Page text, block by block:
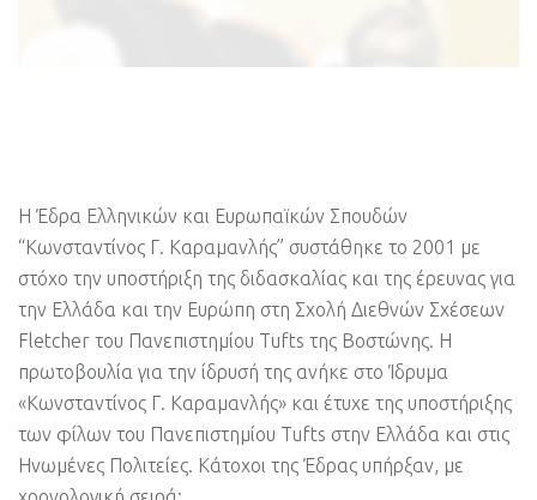
H Έδρα Ελληνικών και Ευρωπαϊκών Σπουδών
“Κωνσταντίνος Γ. Καραμανλής” συστάθηκε το 2001 με
στόχο την υποστήριξη της διδασκαλίας και της έρευνας για
την Ελλάδα και την Ευρώπη στη Σχολή Διεθνών Σχέσεων
Fletcher του Πανεπιστημίου Tufts της Βοστώνης. Η
πρωτοβουλία για την ίδρυσή της ανήκε στο Ίδρυμα
«Κωνσταντίνος Γ. Καραμανλής» και έτυχε της υποστήριξης
των φίλων του Πανεπιστημίου Tufts στην Ελλάδα και στις
Ηνωμένες Πολιτείες. Κάτοχοι της Έδρας υπήρξαν, με